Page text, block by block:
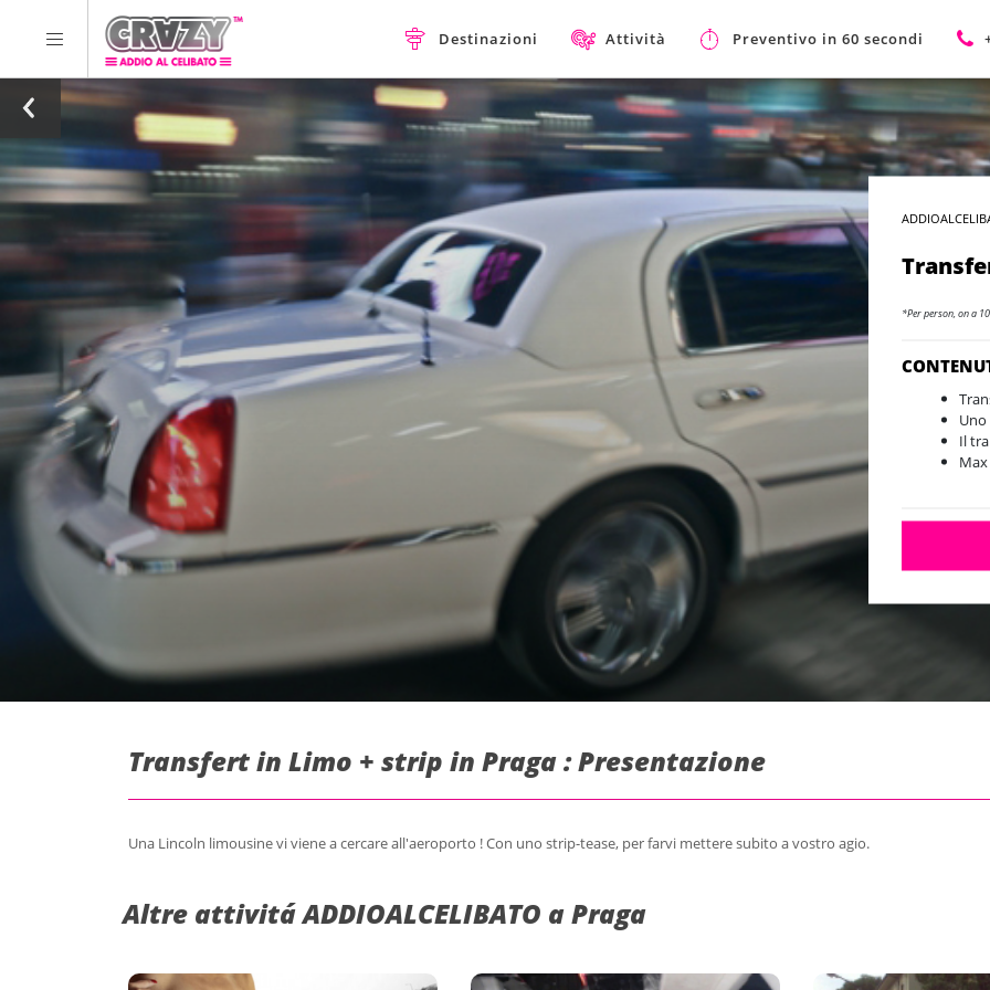
Destinazioni Attività Preventivo in 60 secondi
*Per person, on a
Il
Transfert in Limo + strip in Praga : Presentazione
Una Lincoln limousine vi viene a cercare all'aeroporto ! Con uno strip-tease, per farvi mettere subito a vostro agio.
Altre attivitá ADDIOALCELIBATO a Praga